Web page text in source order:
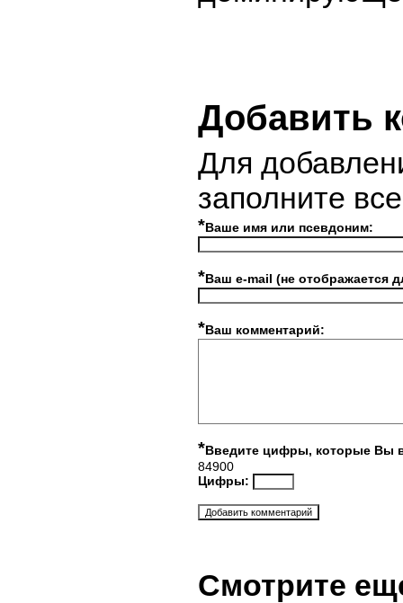
Добавить
Для
заполните
*Ваше имя или псевдоним:
*Ваш e-mail (не отображается
*Ваш комментарий:
*Введите цифры, которые Вы
84900
Цифры:
Смотрите